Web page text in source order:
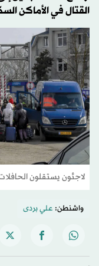
القتال في الأماكن
لاجئون يستقلون
واشنطن: علي بردى